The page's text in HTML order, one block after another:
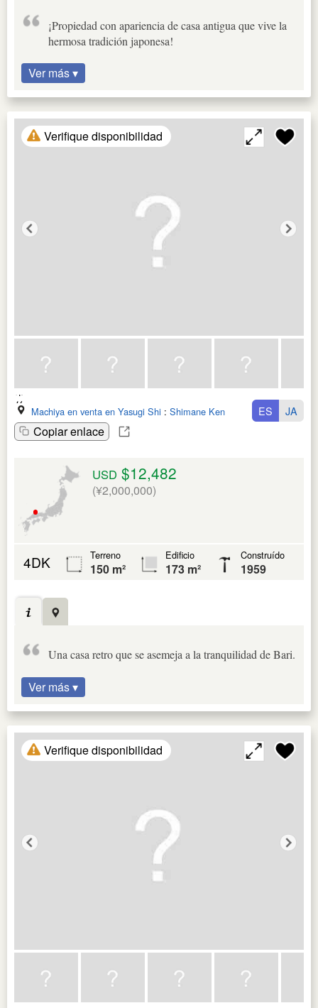
¡Propiedad con apariencia de casa antigua que vive la
hermosa tradición japonesa!
Ver más ▾
Verifique disponibilidad
Machiya en venta en Yasugi Shi : Shimane Ken
Copiar enlace
ES JA
USD $12,482
(¥2,000,000)
4DK Terreno
150 m²
Edificio
173 m²
Construído
1959
Una casa retro que se asemeja a la tranquilidad de Bari.
Ver más ▾
Verifique disponibilidad